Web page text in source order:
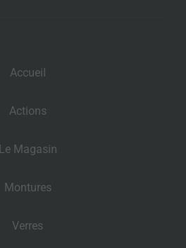
Accueil
Actions
Le Magasin
Montures
Verres